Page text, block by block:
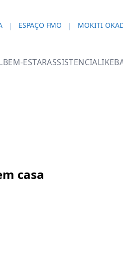
ESPAÇO FMO MOKITI
BEM-ESTARASSISTENCIAL
casa